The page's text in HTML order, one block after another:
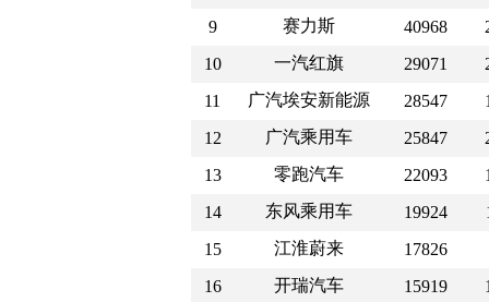
9
赛力斯 40968
10
一汽红旗 29071
11
广汽埃安新能源 28547
12
广汽乘用车 25847
13
零跑汽车 22093
14
东风乘用车 19924
15
江淮蔚来
17826
16
开瑞汽车 15919